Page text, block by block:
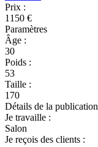
Prix :
1150 €
Paramètres
Âge :
30
Poids :
53
Taille :
170
Détails de la publication
Je travaille :
Salon
Je reçois des clients :